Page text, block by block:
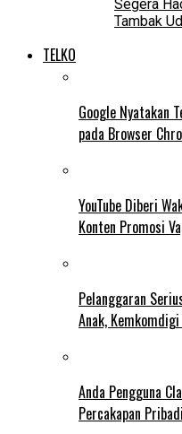
Segera
Tambak
TELKO
Google Nyatakan
pada Browser
YouTube Diberi
Konten Promosi
Pelanggaran
Anak, Kemkomdigi
Anda Pengguna
Percakapan